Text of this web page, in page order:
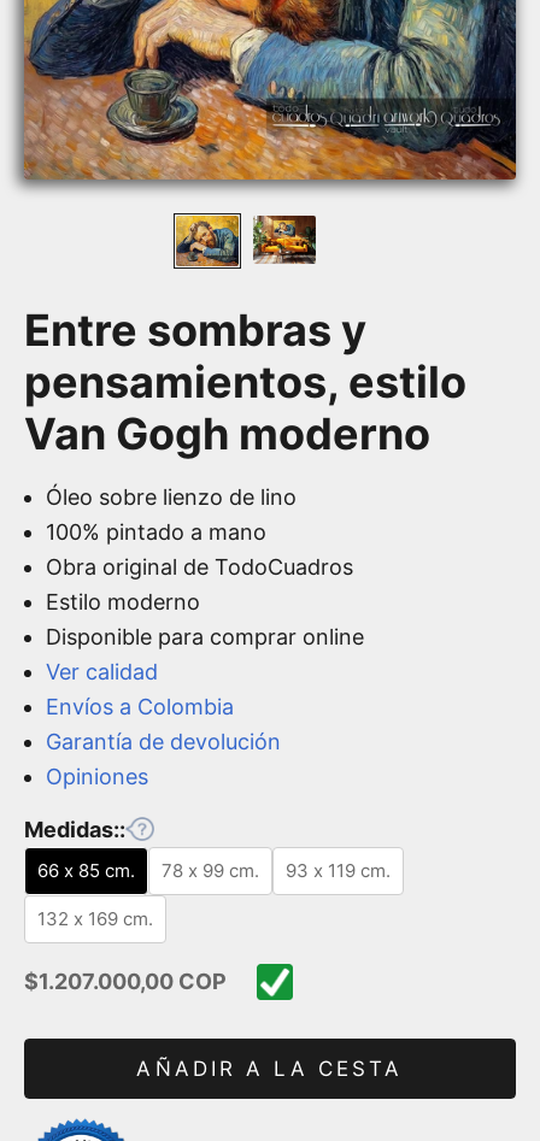
Entre sombras y
pensamientos, estilo
Van Gogh moderno
Óleo sobre lienzo de lino
100% pintado a mano
Obra original de TodoCuadros
Estilo moderno
Disponible para comprar online
Ver calidad
Envíos a Colombia
Garantía de devolución
Opiniones
Medidas::
66 x 85 cm. 78 x 99 cm. 93 x 119 cm.
132 x 169 cm.
Precio de oferta
$1.207.000,00 COP
AÑADIR A LA CESTA